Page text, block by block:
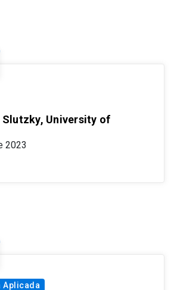
Slutzky, University of
2023
Aplicada